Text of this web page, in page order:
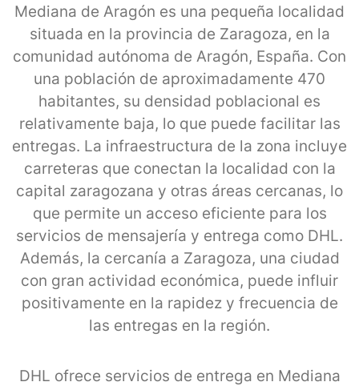
Mediana de Aragón es una pequeña localidad
situada en la provincia de Zaragoza, en la
comunidad autónoma de Aragón, España. Con
una población de aproximadamente 470
habitantes, su densidad poblacional es
relativamente baja, lo que puede facilitar las
entregas. La infraestructura de la zona incluye
carreteras que conectan la localidad con la
capital zaragozana y otras áreas cercanas, lo
que permite un acceso eficiente para los
servicios de mensajería y entrega como DHL.
Además, la cercanía a Zaragoza, una ciudad
con gran actividad económica, puede influir
positivamente en la rapidez y frecuencia de
las entregas en la región.
DHL ofrece servicios de entrega en Mediana